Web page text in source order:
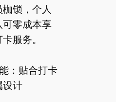
锁，个人
可零成本享
服务。
：贴合打卡
设计